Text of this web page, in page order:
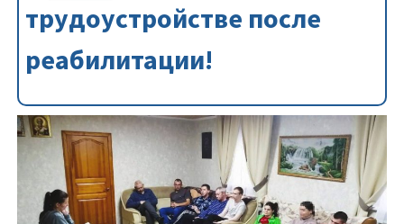
трудоустройстве после
реабилитации!